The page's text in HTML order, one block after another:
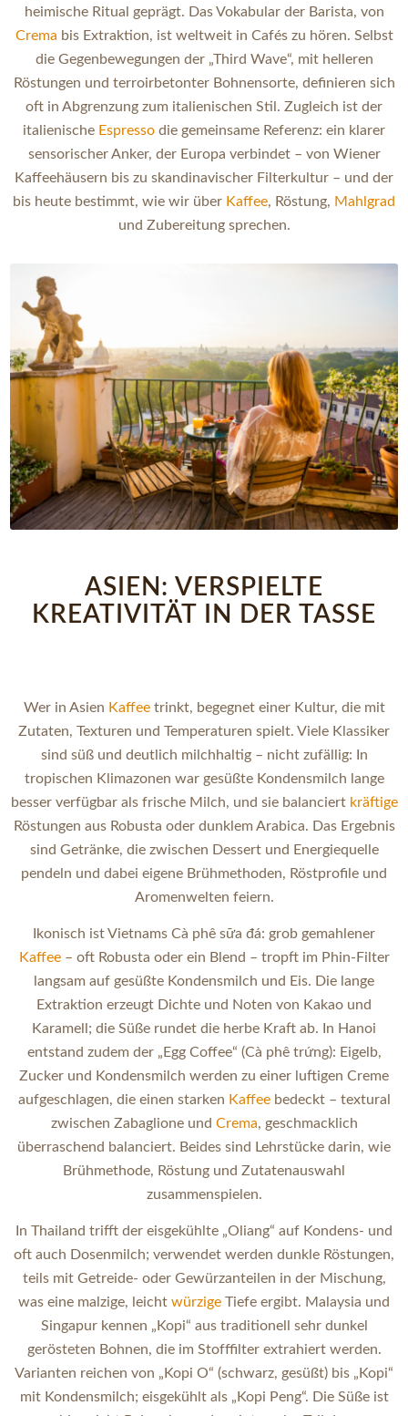
heimische Ritual geprägt. Das Vokabular der Barista, von
Crema bis Extraktion, ist weltweit in Cafés zu hören. Selbst
die Gegenbewegungen der „Third Wave“, mit helleren
Röstungen und terroirbetonter Bohnensorte, definieren sich
oft in Abgrenzung zum italienischen Stil. Zugleich ist der
italienische Espresso die gemeinsame Referenz: ein klarer
sensorischer Anker, der Europa verbindet – von Wiener
Kaffeehäusern bis zu skandinavischer Filterkultur – und der
bis heute bestimmt, wie wir über Kaffee, Röstung, Mahlgrad
und Zubereitung sprechen.
ASIEN: VERSPIELTE
KREATIVITÄT IN DER TASSE
Wer in Asien Kaffeetrinkt, begegnet einer Kultur, die mit
Zutaten, Texturen und Temperaturen spielt. Viele Klassiker
sind süß und deutlich milchhaltig – nicht zufällig: In
tropischen Klimazonen war gesüßte Kondensmilch lange
besser verfügbar als frische Milch, und sie balanciert kräftige
Röstungen aus Robusta oder dunklem Arabica. Das Ergebnis
sind Getränke, die zwischen Dessert und Energiequelle
pendeln und dabei eigene Brühmethoden, Röstprofile und
Aromenwelten feiern.
Ikonisch ist Vietnams Cà phê sữa đá: grob gemahlener
Kaffee– oft Robusta oder ein Blend – tropft im Phin-Filter
langsam auf gesüßte Kondensmilch und Eis. Die lange
Extraktion erzeugt Dichte und Noten von Kakao und
Karamell; die Süße rundet die herbe Kraft ab. In Hanoi
entstand zudem der „Egg Coffee“ (Cà phê trứng): Eigelb,
Zucker und Kondensmilch werden zu einer luftigen Creme
aufgeschlagen, die einen starken Kaffeebedeckt – textural
zwischen Zabaglione und Crema, geschmacklich
überraschend balanciert. Beides sind Lehrstücke darin, wie
Brühmethode, Röstung und Zutatenauswahl
zusammenspielen.
In Thailand trifft der eisgekühlte „Oliang“ auf Kondens- und
oft auch Dosenmilch; verwendet werden dunkle Röstungen,
teils mit Getreide- oder Gewürzanteilen in der Mischung,
was eine malzige, leicht würzige Tiefe ergibt. Malaysia und
Singapur kennen „Kopi“ aus traditionell sehr dunkel
gerösteten Bohnen, die im Stofffilter extrahiert werden.
Varianten reichen von „Kopi O“ (schwarz, gesüßt) bis „Kopi“
mit Kondensmilch; eisgekühlt als „Kopi Peng“. Die Süße ist